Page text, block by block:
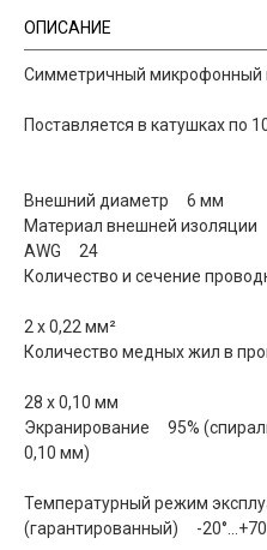
ОПИСАНИЕ
Симметричный микрофонный
Поставляется в катушках по
Внешний диаметр 6 мм
Материал внешней
AWG 24
Количество и сечение
2 х 0,22 мм²
Количество медных жил в
28 х 0,10 мм
Экранирование 95%
0,10 мм)
Температурный режим
(гарантированный) -